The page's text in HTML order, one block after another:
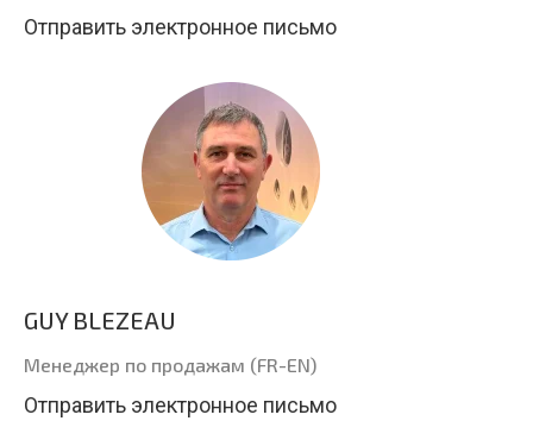
Отправить электронное письмо
GUY BLEZEAU
Менеджер по продажам (FR-EN)
Отправить электронное письмо